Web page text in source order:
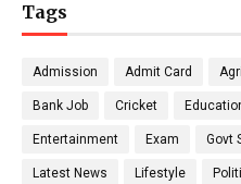
Tags
Admission Admit Card
Bank Job Cricket
Entertainment Exam Govt
Latest News Lifestyle